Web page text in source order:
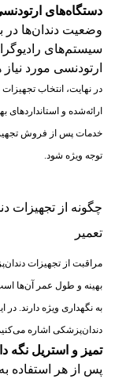
دستگاه‌های
وضعیت دندان‌ها در
سیستم‌های
ارتودنسی مورد
در نهایت، انتخاب
ارائه‌شده و
خدمات پس از فروش
توجه ویژه شود.
چگونه از تجهیزات
تعمیر
مراقبت از تجهیزات
بهینه و طول عمر آن‌ها
به نگهداری ویژه دارند. در
دندان‌پزشکی اشاره
تمیز و استریل نگه
پس از هر استفاده